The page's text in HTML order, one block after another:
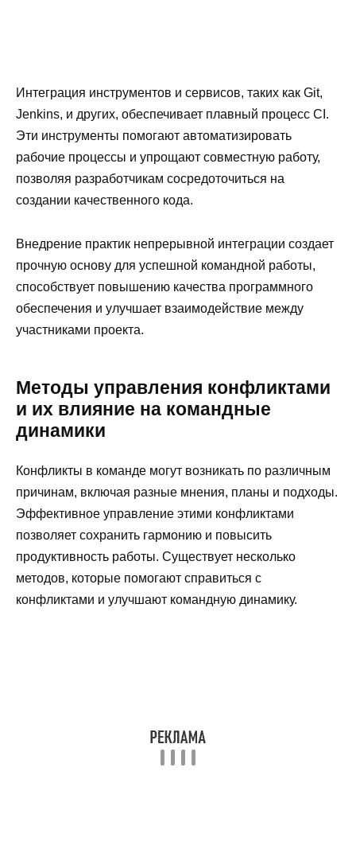
Интеграция инструментов и сервисов, таких как Git,
Jenkins, и других, обеспечивает плавный процесс CI.
Эти инструменты помогают автоматизировать
рабочие процессы и упрощают совместную работу,
позволяя разработчикам сосредоточиться на
создании качественного кода.
Внедрение практик непрерывной интеграции создает
прочную основу для успешной командной работы,
способствует повышению качества программного
обеспечения и улучшает взаимодействие между
участниками проекта.
Методы управления конфликтами
и их влияние на командные
динамики
Конфликты в команде могут возникать по различным
причинам, включая разные мнения, планы и подходы.
Эффективное управление этими конфликтами
позволяет сохранить гармонию и повысить
продуктивность работы. Существует несколько
методов, которые помогают справиться с
конфликтами и улучшают командную динамику.